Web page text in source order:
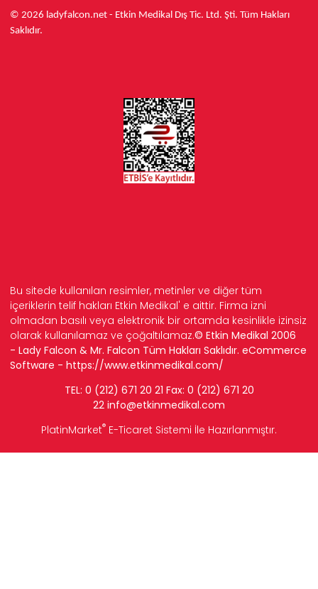
© 2026 ladyfalcon.net - Etkin Medikal Dış Tic. Ltd. Şti. Tüm Hakları
Saklıdır.
Bu sitede kullanılan resimler, metinler ve diğer tüm
içeriklerin telif hakları Etkin Medikal' e aittir. Firma izni
olmadan basılı veya elektronik bir ortamda kesinlikle izinsiz
olarak kullanılamaz ve çoğaltılamaz.© Etkin Medikal 2006
- Lady Falcon & Mr. Falcon Tüm Hakları Saklıdır. eCommerce
Software - https://www.etkinmedikal.com/
TEL: 0 (212) 671 20 21 Fax: 0 (212) 671 20
22 info@etkinmedikal.com
PlatinMarket® E-Ticaret Sistemi İle Hazırlanmıştır.